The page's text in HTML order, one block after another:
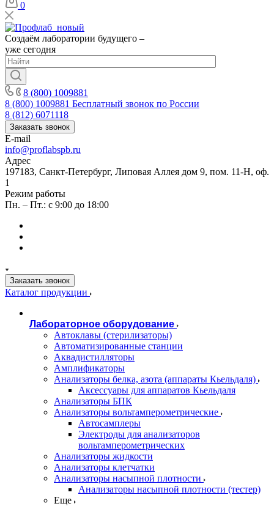
0
Создаём лаборатории будущего –
уже сегодня
8 (800) 1009881
8 (800) 1009881 Бесплатный звонок по России
8 (812) 6071118
Заказать звонок
E-mail
info@proflabspb.ru
Адрес
197183, Санкт-Петербург, Липовая Аллея дом 9, пом. 11-Н, оф.
1
Режим работы
Пн. – Пт.: с 9:00 до 18:00
Заказать звонок
Каталог продукции
Лабораторное оборудование
Автоклавы (стерилизаторы)
Автоматизированные станции
Аквадистилляторы
Амплификаторы
Анализаторы белка, азота (аппараты Кьельдаля)
Аксессуары для аппаратов Кьельдаля
Анализаторы БПК
Анализаторы вольтамперометрические
Автосамплеры
Электроды для анализаторов
вольтамперометрических
Анализаторы жидкости
Анализаторы клетчатки
Анализаторы насыпной плотности
Анализаторы насыпной плотности (тестер)
Еще